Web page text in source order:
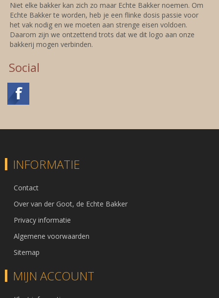
Niet elke bakker kan zich zo maar Echte Bakker noemen. Om
Echte Bakker te worden, heb je een flinke dosis passie voor
het vak nodig en we moeten aan strenge eisen voldoen.
Daarom zijn we ontzettend trots dat we dit logo aan onze
bakkerij mogen verbinden.
Social
INFORMATIE
Contact
Over van der Goot, de Echte Bakker
Privacy informatie
Algemene voorwaarden
Sitemap
MIJN ACCOUNT